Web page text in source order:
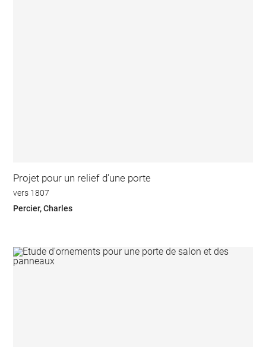
Projet pour un relief d'une porte
vers 1807
Percier, Charles